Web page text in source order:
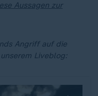
Aussagen zur
Angriff auf die
Liveblog: